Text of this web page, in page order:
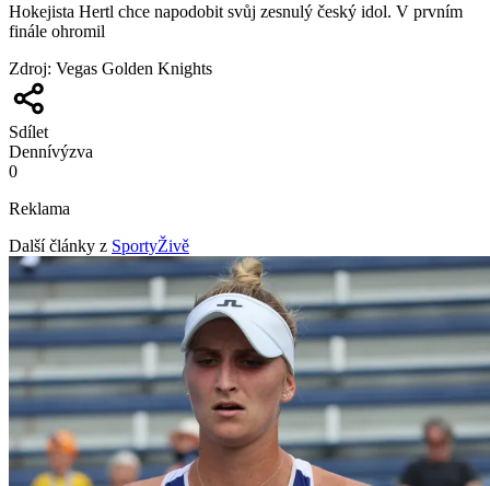
Hokejista Hertl chce napodobit svůj zesnulý český idol. V prvním
finále ohromil
Zdroj: Vegas Golden Knights
Sdílet
Dennívýzva
0
Reklama
Další články z SportyŽivě